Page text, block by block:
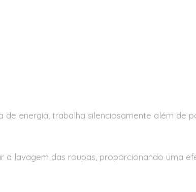
energia, trabalha silenciosamente além de
lavagem das roupas, proporcionando uma